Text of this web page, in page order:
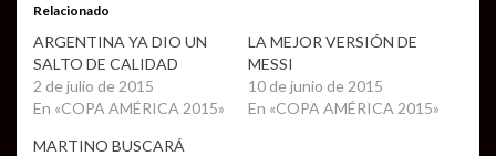
Relacionado
ARGENTINA YA DIO UN
SALTO DE CALIDAD
2 de julio de 2015
En «COPA AMÉRICA 2015»
LA MEJOR VERSIÓN DE
MESSI
10 de junio de 2015
En «COPA AMÉRICA 2015»
MARTINO BUSCARÁ